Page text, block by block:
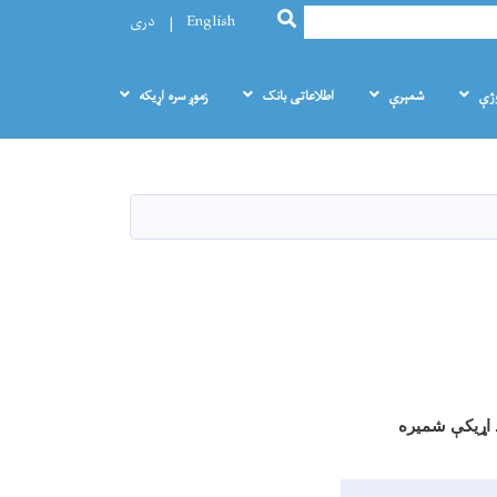
SEARCH
English دری
شمېرې اطلاعاتی بانک زموږ سره اړيکه
اړیکې شمیره